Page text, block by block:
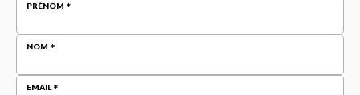
PRÉNOM
NOM
EMAIL